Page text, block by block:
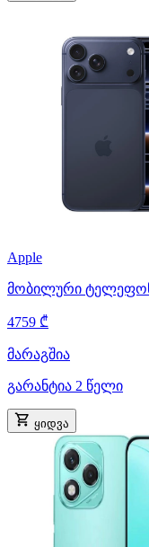
Apple
მობილური ტელეფონი
4759 ₾
მარაგშია
გარანტია 2 წელი
ყიდვა